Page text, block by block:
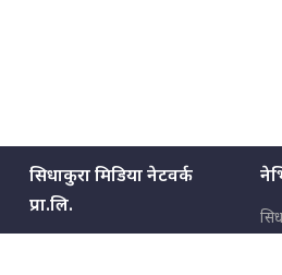
सिधाकुरा मिडिया नेटवर्क
प्रा.लि.